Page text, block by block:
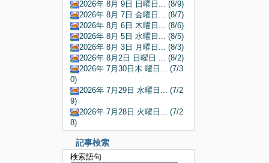
2026年 8月 9日 日曜日... (8/9)
2026年 8月 7日 金曜日... (8/7)
2026年 8月 6日 木曜日... (8/6)
2026年 8月 5日 水曜日... (8/5)
2026年 8月 3日 月曜日... (8/3)
2026年 8月2日 日曜日 ... (8/2)
2026年 7月30日木 曜日... (7/3
0)
2026年 7月29日 水曜日... (7/2
9)
2026年 7月28日 火曜日... (7/2
8)
記事検索
検索語句